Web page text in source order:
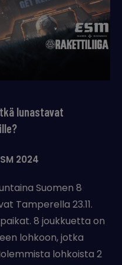
lunastavat
2024
Suomen 8
Tamperella 23.11.
8 joukkuetta on
lohkoon, jotka
lohkoista 2